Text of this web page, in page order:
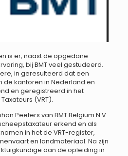
is er, naast de opgedane
bij BMT veel gestudeerd.
in geresulteerd dat een
de kantoren in Nederland en
en geregistreerd in het
(VRT).
Peeters van BMT Belgium N.V.
erkend en als
in het de VRT-register,
en landmateriaal. Na zijn
aan de opleiding in